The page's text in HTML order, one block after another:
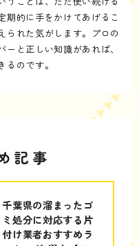
期的に手をかけてあげるこ
られた気がします。プロの
と正しい知識があれば、
のです。
記事
千葉県の溜まったゴ
ミ処分に対応する片
付け業者おすすめラ